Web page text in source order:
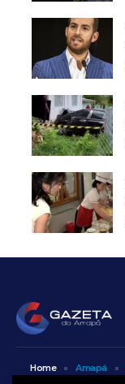
Home Amapá